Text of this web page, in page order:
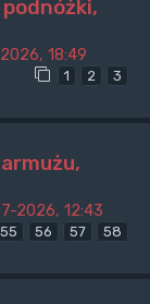
18:49
1 2 3
2026, 12:43
55 56 57 58